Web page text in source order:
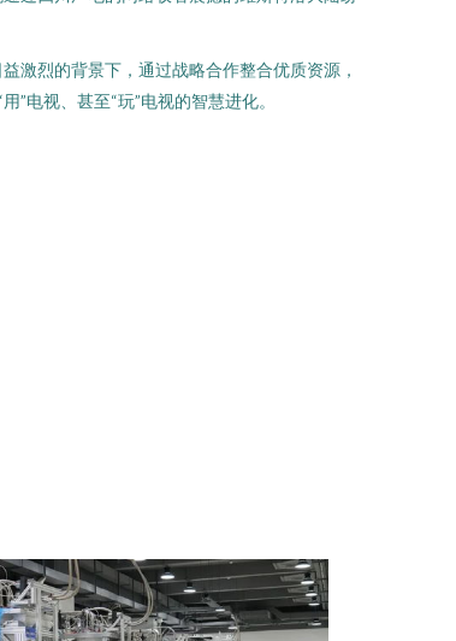
激烈的背景下，通过战略合作整合优质资源，
电视、甚至“玩”电视的智慧进化。